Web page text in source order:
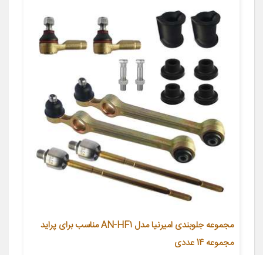
مجموعه جلوبندی امیرنیا مدل AN-HF1 مناسب برای پراید
مجموعه 14 عددی